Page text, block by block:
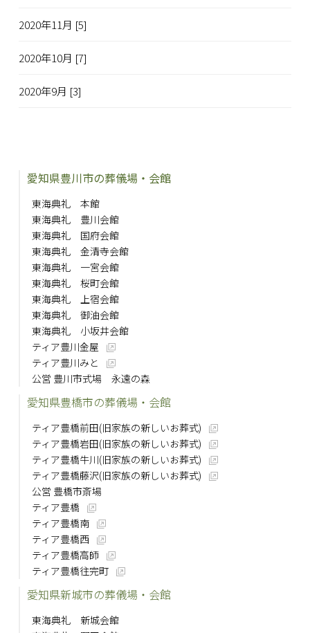
2020年11月 [5]
2020年10月 [7]
2020年9月 [3]
愛知県豊川市の葬儀場・会館
東海典礼 本館
東海典礼 豊川会館
東海典礼 国府会館
東海典礼 金清寺会館
東海典礼 一宮会館
東海典礼 桜町会館
東海典礼 上宿会館
東海典礼 御油会館
東海典礼 小坂井会館
ティア豊川金屋
ティア豊川みと
公営 豊川市式場 永遠の森
愛知県豊橋市の葬儀場・会館
ティア豊橋前田(旧家族の新しいお葬式)
ティア豊橋岩田(旧家族の新しいお葬式)
ティア豊橋牛川(旧家族の新しいお葬式)
ティア豊橋藤沢(旧家族の新しいお葬式)
公営 豊橋市斎場
ティア豊橋
ティア豊橋南
ティア豊橋西
ティア豊橋高師
ティア豊橋往完町
愛知県新城市の葬儀場・会館
東海典礼 新城会館